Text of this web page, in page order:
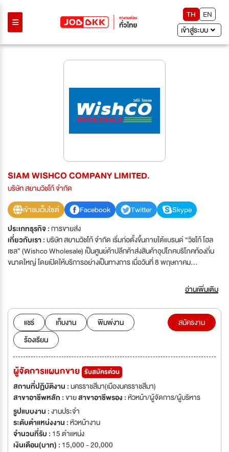
TH
EN
เข้าสู่ระบบ
SIAM WISHCO COMPANY LIMITED.
บริษัท สยามวิชโก้ จำกัด
เข้าชมเว็บไซต์
Facebook Twitter
Skype
ประเภทธุรกิจ :การขายส่ง
เกี่ยวกับเรา :บริษัท สยามวิชโก้ จำกัด เริ่มก่อตั้งขึ้นภายใต้แบรนด์ “วิชโก้ โฮล
เซล” (Wishco Wholesale) เป็นศูนย์ค้าปลีกค้าส่งสินค้าอุปโภคบริโภคท้องถิ่น
ขนาดใหญ่ โดยเปิดให้บริการอย่างเป็นทางการ เมื่อวันที่ 8 พฤษภาคม
จ.นครราชสีมา ขนาด 9,500 ตารางเมตร เงินลงทุนกว่า 600 ล้านบาท ซึ่ง เป็น
สาขาใหญ่ที่สุดภายใต้แบรนด์ "วิชโก้" ธุรกิจครอบครัวของตระกูล “วิชชาพิณ”
จ.นครราชสีมา โดยกำเนิด ทั้งนี้ “วิชโก้ โฮลเซล” เป็นศูนย์ค้าปลีกค้าส่งขนาดใหญ่
สไตล์โมเดิร์น มีสินค้าหลากหลายมากกว่า 100,000 รายการ มีการแบ่งโซนออก
เป็น สินค้าอุปโภคบริโภค อาหารสด อาหารแช่แข็ง ผลไม้ ผักพื้นบ้านซึ่งสั่งตรง
จากแหล่งผลิต เครื่องใช้ไฟฟ้า เครื่องใช้ในครัวเรือน โซนบิวตี้ และโซน FOOD
COURT เน้นร้านอาหารชื่อดังในโคราช รวมกว่า 11 ร้านค้าชื่อดัง และ รุกขยาย
สาขา ในรูปแบบ วิชโก้ เอกซ์เพรส (Wishco Express) ปัจจุบันได้เปิดสาขา
ทั้งหมด 96 สาขาและรุกขยายสาขาเพิ่มตามเป้าหมายรวม 100 แห่ง ภายใต้
สโลแกน "เราคือคลังสินค้าของคุณ" ถูกเงิน ถูกใจ ทุกวัน และได้ของครบ พบของ
ถูก ถูกเงิน ถูกใจ ทุกวัน
อ่านเพิ่มเติม
แชร์ เก็บงาน
พิมพ์งาน
ร้องเรียน
สมัครงาน
ผู้จัดการแผนกขาย รับสมัครด่วน
สถานที่ปฏิบัติงาน :นครราชสีมา(เมืองนครราชสีมา)
สาขาอาชีพหลัก :ขายสาขาอาชีพรอง :หัวหน้า/ผู้จัดการ/ผู้บริหาร
รูปแบบงาน :งานประจำ
ระดับตำแหน่งงาน :หัวหน้างาน
จำนวนที่รับ : 15 ตำแหน่ง
เงินเดือน(บาท) : 15,000 - 20,000